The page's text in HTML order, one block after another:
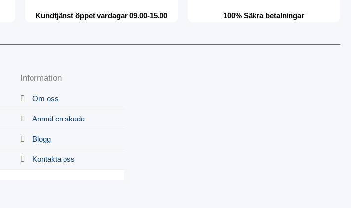
Kundtjänst öppet vardagar 09.00-15.00 100% Säkra betalningar
Information
Om oss
Anmäl en skada
Blogg
Kontakta oss